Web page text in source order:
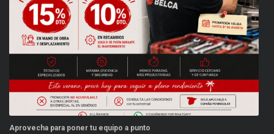
Aprovecha para poner tu equipo a punto